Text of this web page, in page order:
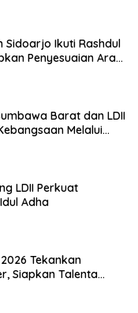
Sidoarjo Ikuti Rashdul
Penyesuaian Arah
Barat dan LDII
Melalui
LDII Perkuat
Adha
2026 Tekankan
Siapkan Talenta